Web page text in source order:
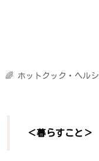
🌈 ホットクック・ヘル
＜暮らすこと＞